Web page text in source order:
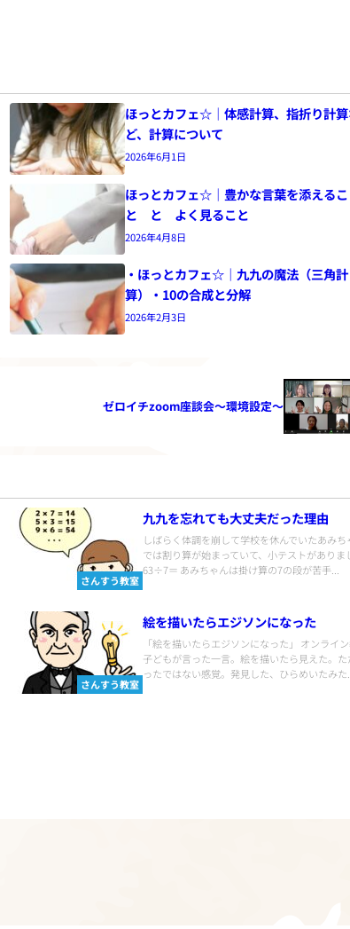
ほっとカフェ☆｜体感計算、指折り計
ど、計算について
2026年6月1日
ほっとカフェ☆｜豊かな言葉を添えるこ
と と よく見ること
2026年4月8日
・ほっとカフェ☆｜九九の魔法（三角計
算）・10の合成と分解
2026年2月3日
ゼロイチzoom座談会〜環境設定〜
さんすう教室
九九を忘れても大丈夫だった理由
しばらく体調を崩して学校を休んでいたあみち
では割り算が始まっていて、小テストがありま
63÷7＝ あみちゃんは掛け算の7の段が苦手...
さんすう教室
絵を描いたらエジソンになった
「絵を描いたらエジソンになった」 オンライ
子どもが言った一言。絵を描いたら見えた。
ったではない感覚。発見した、ひらめいたみた